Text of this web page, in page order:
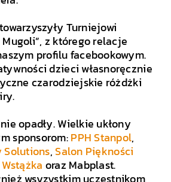
Turniejowi
z którego relacje
profilu facebookowym.
dzieci własnoręcznie
czarodziejskie różdżki
opadły. Wielkie ukłony
sponsorom:PPH Stanpol,
Solutions,Salon Piękności
oraz Mabplast.
wsyzystkim uczestnikom